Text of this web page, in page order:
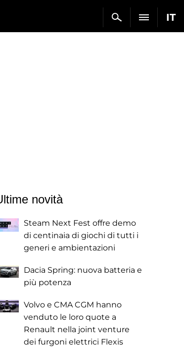
IT
novità
Steam Next Fest offre demo
di centinaia di giochi di tutti i
generi e ambientazioni
Dacia Spring: nuova batteria e
più potenza
Volvo e CMA CGM hanno
venduto le loro quote a
Renault nella joint venture
dei furgoni elettrici Flexis